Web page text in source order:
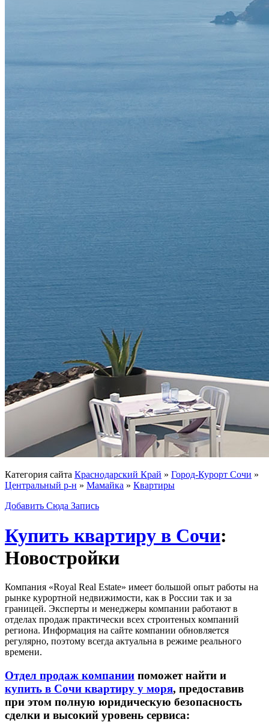
Категория сайта Краснодарский Край » Город-Курорт Сочи »
Центральный р-н » Мамайка » Квартиры
Добавить Сюда Запись
Купить квартиру в Сочи:
Новостройки
Компания «Royal Real Estate» имеет большой опыт работы на
рынке курортной недвижимости, как в России так и за
границей. Эксперты и менеджеры компании работают в
отделах продаж практически всех строитеных компаний
региона. Информация на сайте компании обновляется
регулярно, поэтому всегда актуальна в режиме реального
времени.
Отдел продаж компании поможет найти и
купить в Сочи квартиру у моря, предоставив
при этом полную юридическую безопасность
сделки и высокий уровень сервиса: